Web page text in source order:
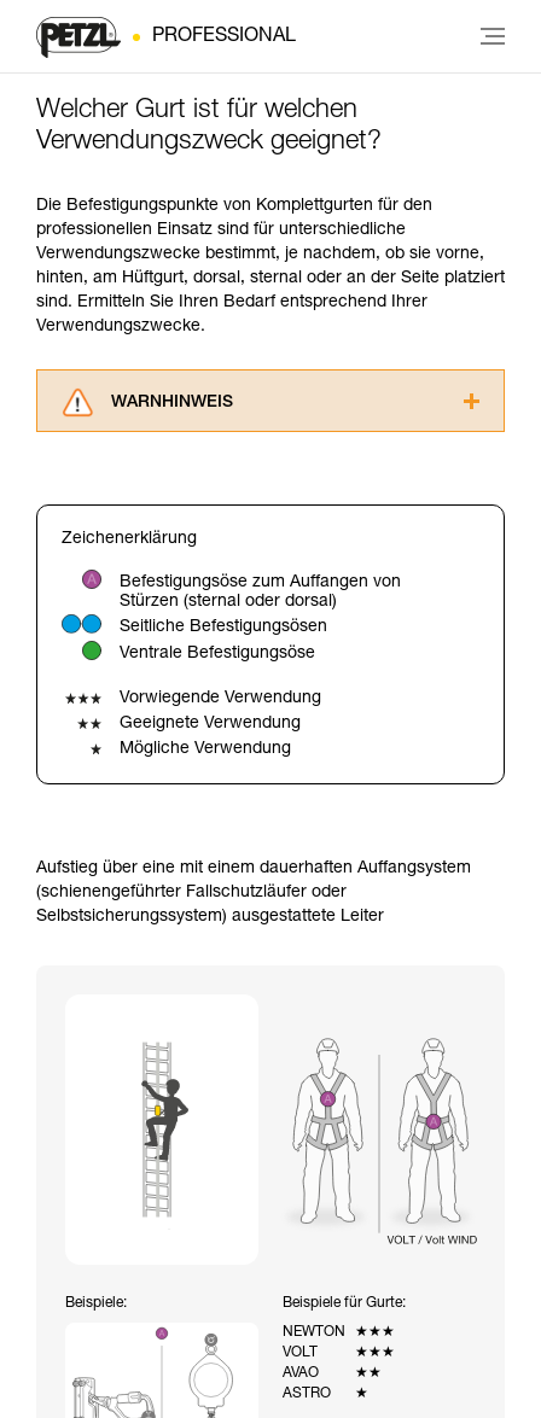
PROFESSIONAL
Welcher Gurt ist für welchen
Verwendungszweck geeignet?
Die Befestigungspunkte von Komplettgurten für den
professionellen Einsatz sind für unterschiedliche
Verwendungszwecke bestimmt, je nachdem, ob sie vorne,
hinten, am Hüftgurt, dorsal, sternal oder an der Seite platziert
sind. Ermitteln Sie Ihren Bedarf entsprechend Ihrer
Verwendungszwecke.
WARNHINWEIS
verstehen zu können, müssen Sie zuerst die in
Informationen richtig verstanden haben.
Die Beherrschung dieser Techniken setzt eine
entsprechende Ausbildung und ein spezielles
Training voraus. Prüfen Sie zusammen mit
einem Profi, ob Sie in der Lage sind, den
Vorgang alleine sicher zu wiederholen, bevor
Sie ihn eigenständig durchführen.
Wir geben Beispiele für die mit Ihrer Aktivität
verbundenen Techniken. Möglicherweise gibt es
Zeichenerklärung
Befestigungsöse zum Auffangen von
Stürzen (sternal oder dorsal)
Seitliche Befestigungsösen
Ventrale Befestigungsöse
Vorwiegende Verwendung
Geeignete Verwendung
Mögliche Verwendung
Aufstieg über eine mit einem dauerhaften Auffangsystem
(schienengeführter Fallschutzläufer oder
Selbstsicherungssystem) ausgestattete Leiter
Beispiele:
Beispiele für Gurte:
NEWTON
★★★
VOLT
★★★
AVAO
★★
ASTRO
★